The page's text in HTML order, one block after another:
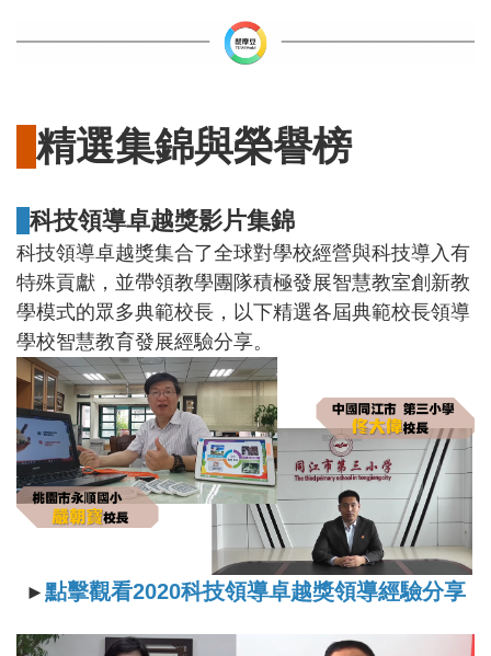
精選集錦與榮譽榜
科技領導卓越獎影片集錦
科技領導卓越獎集合了全球對學校經營與科技導入有
特殊貢獻，並帶領教學團隊積極發展智慧教室創新教
學模式的眾多典範校長，以下精選各屆典範校長領導
學校智慧教育發展經驗分享。
► 點擊觀看2020科技領導卓越獎領導經驗分享